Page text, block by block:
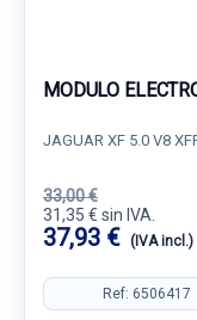
MODULO
JAGUAR XF 5.0 V8
33,00 €
31,35 € sin IVA.
37,93 € (IVA incl.)
Ref: 6506417